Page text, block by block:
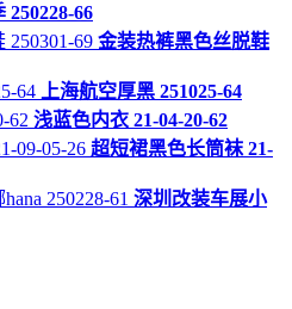
66
金装热裤黑色丝脱鞋
上海航空厚黑 251025-64
浅蓝色内衣 21-04-20-62
超短裙黑色长筒袜 21-
深圳改装车展小